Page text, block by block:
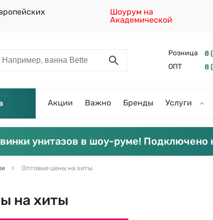
Шоурум на
Академической
Розница 8
ОПТ
8
Акции Важно Бренды Услуги
унитазов в шоу-руме! Подключено
Оптовые цены на хиты
на хиты